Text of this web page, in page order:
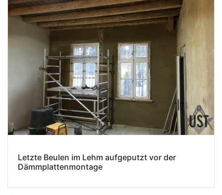
Letzte Beulen im Lehm aufgeputzt vor der
Dämmplattenmontage